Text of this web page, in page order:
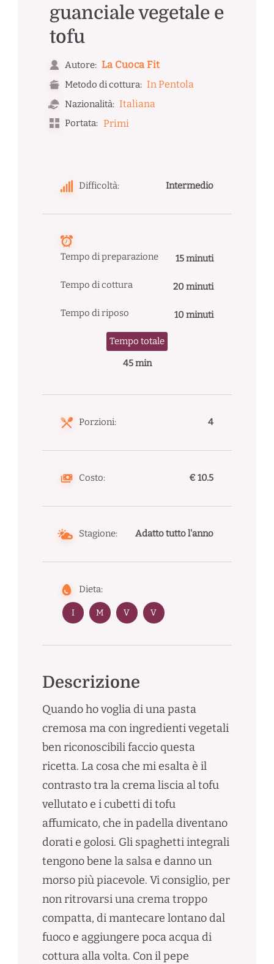
guanciale vegetale e
tofu
Autore: La Cuoca Fit
Metodo di cottura: In Pentola
Nazionalità: Italiana
Portata: Primi
Difficoltà: Intermedio
Tempo di preparazione 15 minuti
Tempo di cottura 20 minuti
Tempo di riposo 10 minuti
Tempo totale
45 min
Porzioni: 4
Costo: € 10.5
Stagione: Adatto tutto l'anno
Dieta:
I M V V
Descrizione
Quando ho voglia di una pasta
cremosa ma con ingredienti vegetali
ben riconoscibili faccio questa
ricetta. La cosa che mi esalta è il
contrasto tra la crema liscia al tofu
vellutato e i cubetti di tofu
affumicato, che in padella diventano
dorati e golosi. Gli spaghetti integrali
tengono bene la salsa e danno un
morso più piacevole. Vi consiglio, per
non ritrovarsi una crema troppo
compatta, di mantecare lontano dal
fuoco e aggiungere poca acqua di
cottura alla volta. Con il pepe